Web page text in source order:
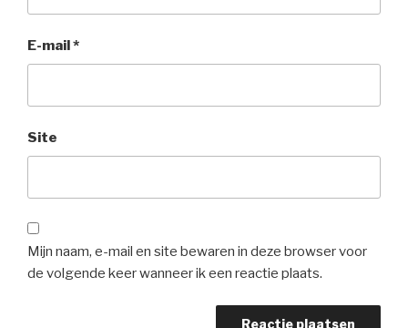
E-mail *
Site
Mijn naam, e-mail en site bewaren in deze browser voor
de volgende keer wanneer ik een reactie plaats.